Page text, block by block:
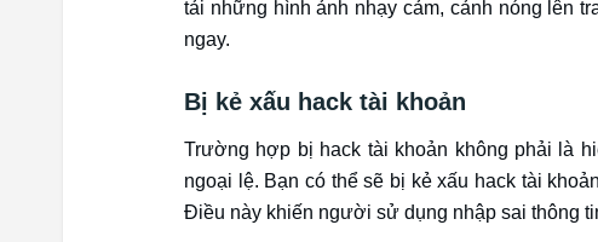
tải những hình ảnh nhạy cảm, cảnh nóng lên
ngay.
Bị kẻ xấu hack tài khoản
Trường hợp bị hack tài khoản không phải là
ngoại lệ. Bạn có thể sẽ bị kẻ xấu hack tài
Điều này khiến người sử dụng nhập sai thông